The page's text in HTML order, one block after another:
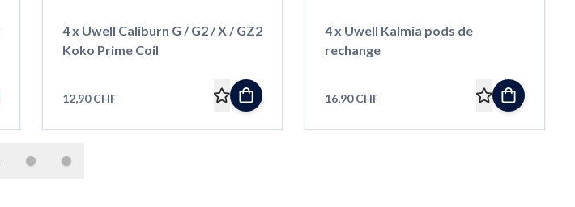
4 x Uwell Caliburn G / G2 / X / GZ2
Koko Prime Coil
12,90 CHF
4 x Uwell Kalmia pods de
rechange
16,90 CHF